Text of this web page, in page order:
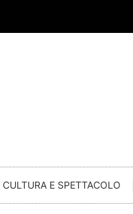
CULTURA E SPETTACOLO